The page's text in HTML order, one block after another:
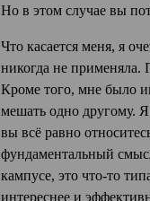
Но в этом случае вы
Что касается меня, я
никогда не
Кроме того, мне было
мешать одно другому. Я
вы всё равно
фундаментальный
кампусе, это что-то
интереснее и